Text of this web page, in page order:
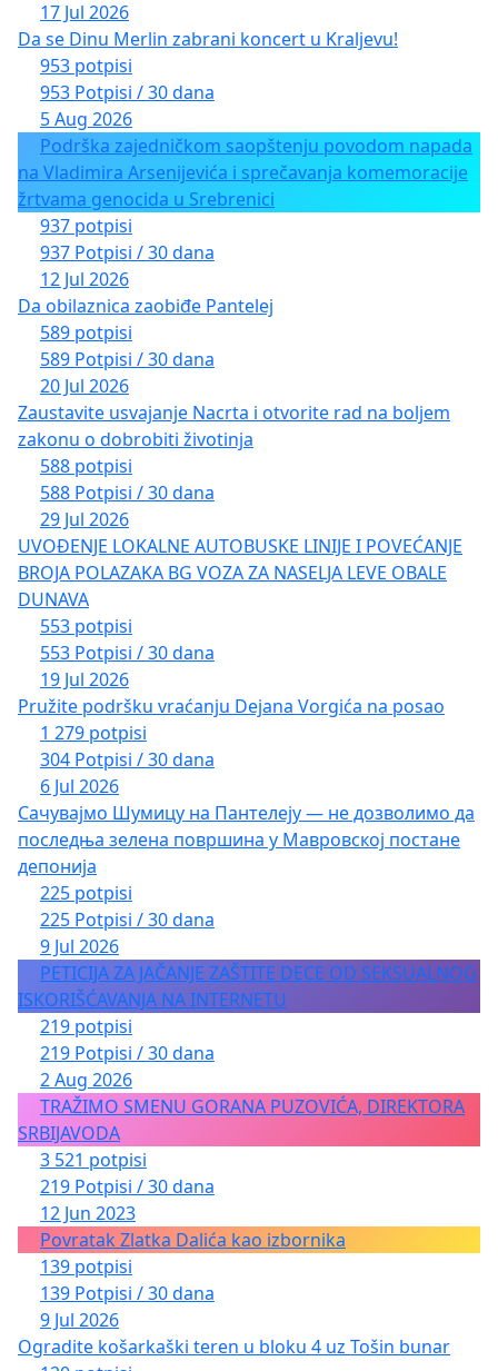
17 Jul 2026
Da se Dinu Merlin zabrani koncert u Kraljevu!
953 potpisi
953 Potpisi / 30 dana
5 Aug 2026
Podrška zajedničkom saopštenju povodom napada
na Vladimira Arsenijevića i sprečavanja komemoracije
žrtvama genocida u Srebrenici
937 potpisi
937 Potpisi / 30 dana
12 Jul 2026
Da obilaznica zaobiđe Pantelej
589 potpisi
589 Potpisi / 30 dana
20 Jul 2026
Zaustavite usvajanje Nacrta i otvorite rad na boljem
zakonu o dobrobiti životinja
588 potpisi
588 Potpisi / 30 dana
29 Jul 2026
UVOĐENJE LOKALNE AUTOBUSKE LINIJE I POVEĆANJE
BROJA POLAZAKA BG VOZA ZA NASELJA LEVE OBALE
DUNAVA
553 potpisi
553 Potpisi / 30 dana
19 Jul 2026
Pružite podršku vraćanju Dejana Vorgića na posao
1 279 potpisi
304 Potpisi / 30 dana
6 Jul 2026
Сачувајмо Шумицу на Пантелеју — не дозволимо да
последња зелена површина у Мавровској постане
депонија
225 potpisi
225 Potpisi / 30 dana
9 Jul 2026
PETICIJA ZA JAČANJE ZAŠTITE DECE OD SEKSUALNOG
ISKORIŠĆAVANJA NA INTERNETU
219 potpisi
219 Potpisi / 30 dana
2 Aug 2026
TRAŽIMO SMENU GORANA PUZOVIĆA, DIREKTORA
SRBIJAVODA
3 521 potpisi
219 Potpisi / 30 dana
12 Jun 2023
Povratak Zlatka Dalića kao izbornika
139 potpisi
139 Potpisi / 30 dana
9 Jul 2026
Ogradite košarkaški teren u bloku 4 uz Tošin bunar